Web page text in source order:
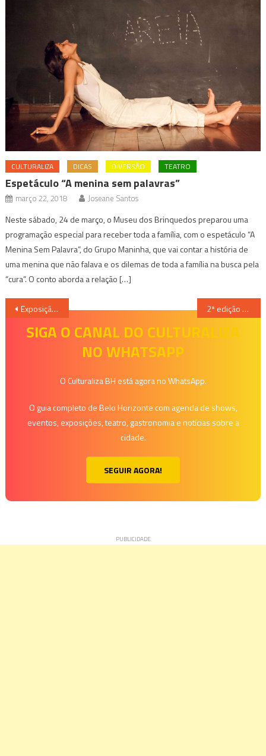
CULTURALIZA DICAS DIVERSÃO TEATRO
Espetáculo “A menina sem palavras”
março 22, 2018 Joseane Santos
Neste sábado, 24 de março, o Museu dos Brinquedos preparou uma
programação especial para receber toda a família, com o espetáculo “A
Menina Sem Palavra”, do Grupo Maninha, que vai contar a história de
uma menina que não falava e os dilemas de toda a família na busca pela
“cura”. O conto aborda a relação […]
Navegação
Exposição “Dos Acaiacas ao Niemeyer” pode ser visitada até o próximo dia 17 2ª edição do Projeto Feito em Casa
SIGA O CANAL DO CULTURALIZA
NO WHATSAPP
O Culturaliza BH está agora no WhatsApp.
O guia completo de Belo Horizonte com agenda de shows,
eventos, exposições, teatro, gastronomia e notícias sobre a
cidade.
SEGUIR AGORA!